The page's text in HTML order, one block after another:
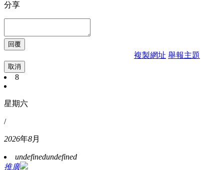
分享
複製網址 舉報主題
取消
8
星期六
/
2026年8月
undefinedundefined
推廣